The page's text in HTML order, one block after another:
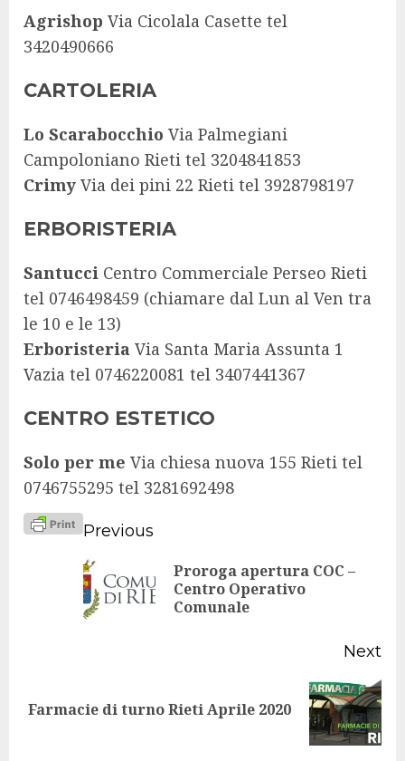
Agrishop Via Cicolala Casette tel
3420490666
CARTOLERIA
Lo Scarabocchio Via Palmegiani
Campoloniano Rieti tel 3204841853
Crimy Via dei pini 22 Rieti tel 3928798197
ERBORISTERIA
Santucci Centro Commerciale Perseo Rieti
tel 0746498459 (chiamare dal Lun al Ven tra
le 10 e le 13)
Erboristeria Via Santa Maria Assunta 1
Vazia tel 0746220081 tel 3407441367
CENTRO ESTETICO
Solo per me Via chiesa nuova 155 Rieti tel
0746755295 tel 3281692498
Continue
Reading
Previous
Proroga apertura COC –
Centro Operativo
Comunale
Next
Next
Farmacie di turno Rieti Aprile 2020